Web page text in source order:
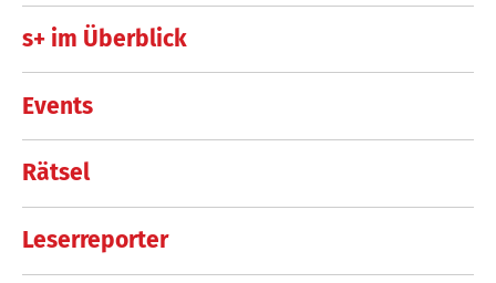
s+ im Überblick
Events
Rätsel
Leserreporter